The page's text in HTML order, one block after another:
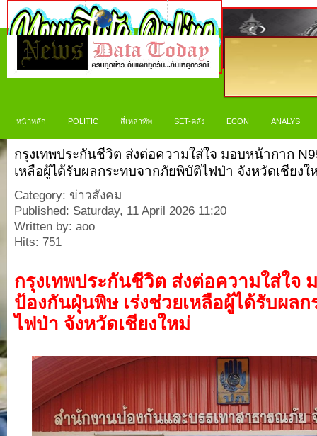
หน้าหลัก POLITIC สี่เหล่าทัพ SET-คลัง ECON ANALYS
กรุงเทพประกันชีวิต ส่งต่อความใส่ใจ มอบหน้ากาก
เหลือผู้ได้รับผลกระทบจากภัยพิบัติไฟป่า จังหวัดเชียงใ
Category: ข่าวสังคม
Published: Saturday, 11 April 2026 11:20
Written by: aoo
Hits: 751
กรุงเทพประกันชีวิต ส่งต่อความใส่ใจ
ป้องกันฝุ่นพิษ เร่งช่วยเหลือผู้ได้รับผล
ไฟป่า จังหวัดเชียงใหม่